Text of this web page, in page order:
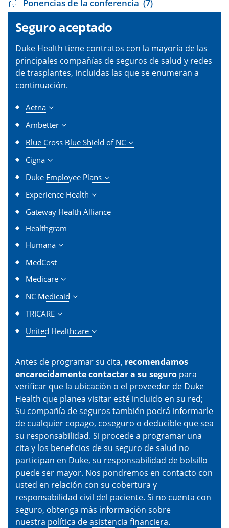
Ponencias de la conferencia (7)
Seguro aceptado
Duke Health tiene contratos con la mayoría de las
principales compañías de seguros de salud y redes
de trasplantes, incluidas las que se enumeran a
continuación.
Aetna
Ambetter
Blue Cross Blue Shield of NC
Cigna
Duke Employee Plans
Experience Health
Gateway Health Alliance
Healthgram
Humana
MedCost
Medicare
NC Medicaid
TRICARE
United Healthcare
Antes de programar su cita, recomendamos
encarecidamente contactar a su seguro para
verificar que la ubicación o el proveedor de Duke
Health que planea visitar esté incluido en su red;
Su compañía de seguros también podrá informarle
de cualquier copago, coseguro o deducible que sea
su responsabilidad. Si procede a programar una
cita y los beneficios de su seguro de salud no
participan en Duke, su responsabilidad de bolsillo
puede ser mayor. Nos pondremos en contacto con
usted en relación con su cobertura y
responsabilidad civil del paciente. Si no cuenta con
seguro, obtenga más información sobre
nuestra política de asistencia financiera.